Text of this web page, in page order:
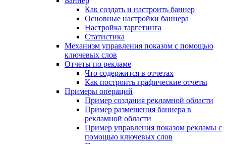
Как создать и настроить баннер
Основные настройки баннера
Настройка таргетинга
Статистика
Механизм управления показом с помощью
ключевых слов
Отчеты по рекламе
Что содержится в отчетах
Как построить графические отчеты
Примеры операций
Пример создания рекламной области
Пример размещения баннера в
рекламной области
Пример управления показом рекламы с
помощью ключевых слов